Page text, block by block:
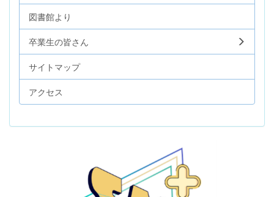
図書館より
卒業生の皆さん
サイトマップ
アクセス